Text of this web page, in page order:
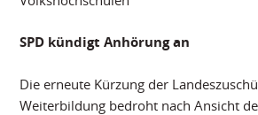
SPD kündigt Anhörung an
Die erneute Kürzung der
Weiterbildung bedroht nach Ansicht